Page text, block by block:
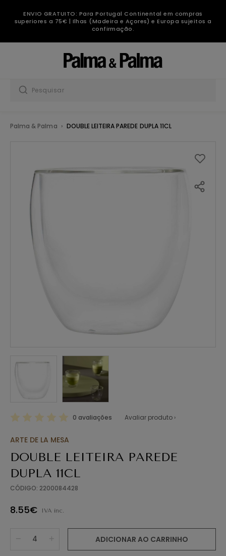
ENVIO GRATUITO: Para Portugal Continental em compras
superiores a 75€ | Ilhas (Madeira e Açores) e Europa sujeitos a
confirmação.
Palma & Palma DOUBLE LEITEIRA PAREDE DUPLA 11CL
0 avaliações Avaliar produto ›
ARTE DE LA MESA
DOUBLE LEITEIRA PAREDE
DUPLA 11CL
CÓDIGO: 2200084428
8.55€ IVA inc.
ADICIONAR AO CARRINHO